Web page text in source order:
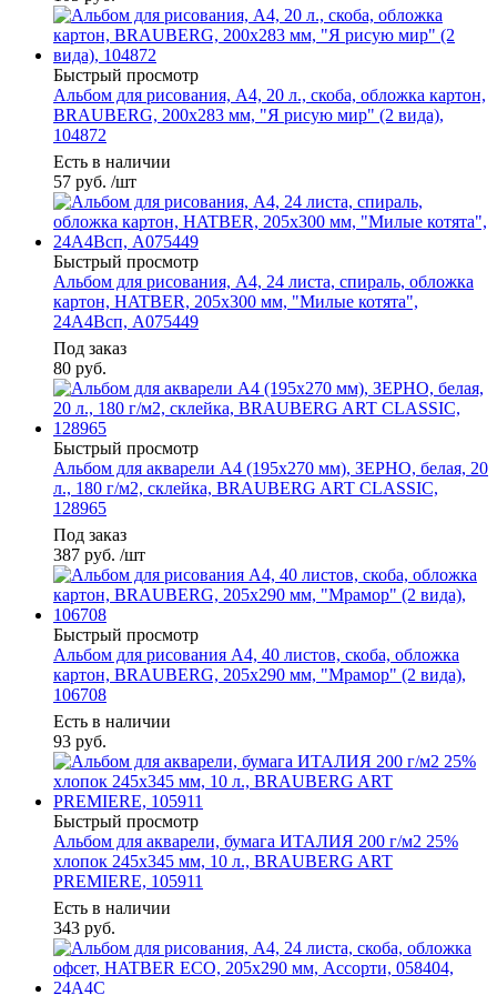
Быстрый просмотр
Альбом для рисования, А4, 20 л., скоба, обложка картон,
BRAUBERG, 200х283 мм, "Я рисую мир" (2 вида),
104872
Есть в наличии
57 руб. /шт
Быстрый просмотр
Альбом для рисования, А4, 24 листа, спираль, обложка
картон, HATBER, 205х300 мм, "Милые котята",
24А4Всп, A075449
Под заказ
80 руб.
Быстрый просмотр
Альбом для акварели А4 (195х270 мм), ЗЕРНО, белая, 20
л., 180 г/м2, склейка, BRAUBERG ART CLASSIC,
128965
Под заказ
387 руб. /шт
Быстрый просмотр
Альбом для рисования А4, 40 листов, скоба, обложка
картон, BRAUBERG, 205х290 мм, "Мрамор" (2 вида),
106708
Есть в наличии
93 руб.
Быстрый просмотр
Альбом для акварели, бумага ИТАЛИЯ 200 г/м2 25%
хлопок 245х345 мм, 10 л., BRAUBERG ART
PREMIERE, 105911
Есть в наличии
343 руб.